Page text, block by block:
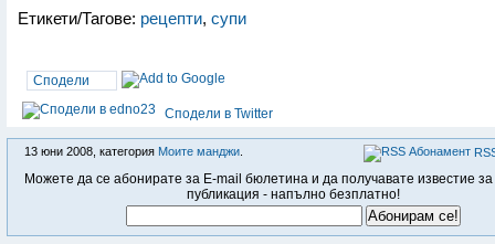
Етикети/Тагове: рецепти, супи
Сподели
Сподели в Twitter
13 юни 2008, категория Моите манджи
Можете да се абонирате за E-mail бюлетина и да получавате известие за
публикация - напълно безплатно!